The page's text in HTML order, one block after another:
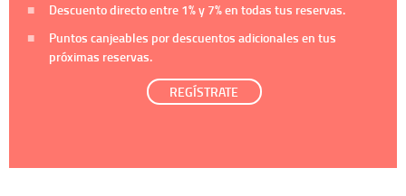
Descuento directo entre 1%y 7%en todas tus reservas.
Puntos canjeables por descuentos adicionales en tus
próximas reservas.
REGÍSTRATE